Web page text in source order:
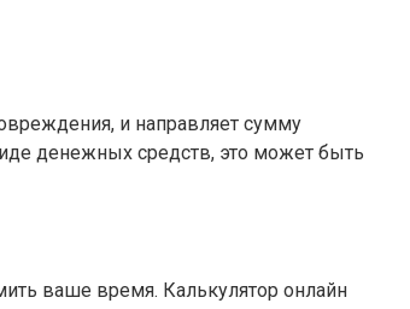
и направляет сумму
денежных средств, это может быть
ваше время. Калькулятор онлайн